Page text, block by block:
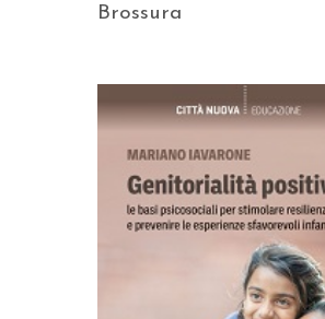
Brossura
AGGIUNGI AL CARRELLO